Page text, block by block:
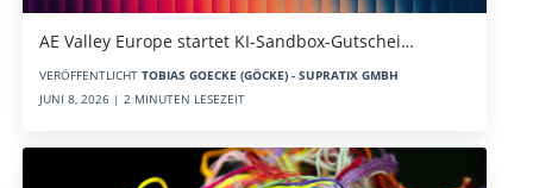
AE Valley Europe startet KI-Sandbox-Gutschei…
VERÖFFENTLICHT TOBIAS GOECKE (GÖCKE) - SUPRATIX GMBH
JUNI 8, 2026 | 2 MINUTEN LESEZEIT